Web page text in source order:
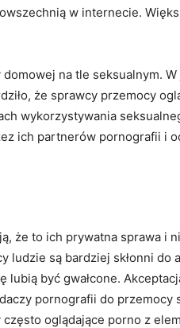
w internecie.
na tle seksualnym.
że sprawcy przemocy
wykorzystywania
ich partnerów pornografii i
że to ich prywatna sprawa i
ludzie są bardziej skłonni do
być gwałcone.
pornografii do przemocy
oglądające porno z